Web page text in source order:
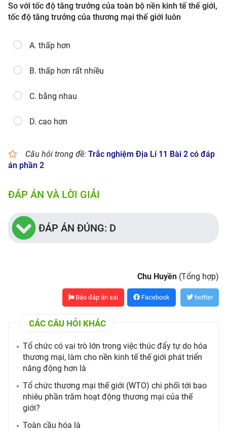
So với tốc độ tăng trưởng của toàn bộ nền kinh tế thế giới,
tốc độ tăng trưởng của thương mại thế giới luôn
A. thấp hơn
B. thấp hơn rất nhiều
C. bằng nhau
D. cao hơn
Câu hỏi trong đề: Trắc nghiệm Địa Lí 11 Bài 2 có đáp
án phần 2
ĐÁP ÁN VÀ LỜI GIẢI
ĐÁP ÁN ĐÚNG: D
Chu Huyền (Tổng hợp)
Báo đáp án sai Facebook twitter
CÁC CÂU HỎI KHÁC
Tổ chức có vai trò lớn trong việc thúc đẩy tự do hóa
thương mại, làm cho nền kinh tế thế giới phát triển
năng động hơn là
Tổ chức thương mại thế giới (WTO) chi phối tới bao
nhiêu phần trăm hoạt động thương mại của thế
giới?
Toàn cầu hóa là